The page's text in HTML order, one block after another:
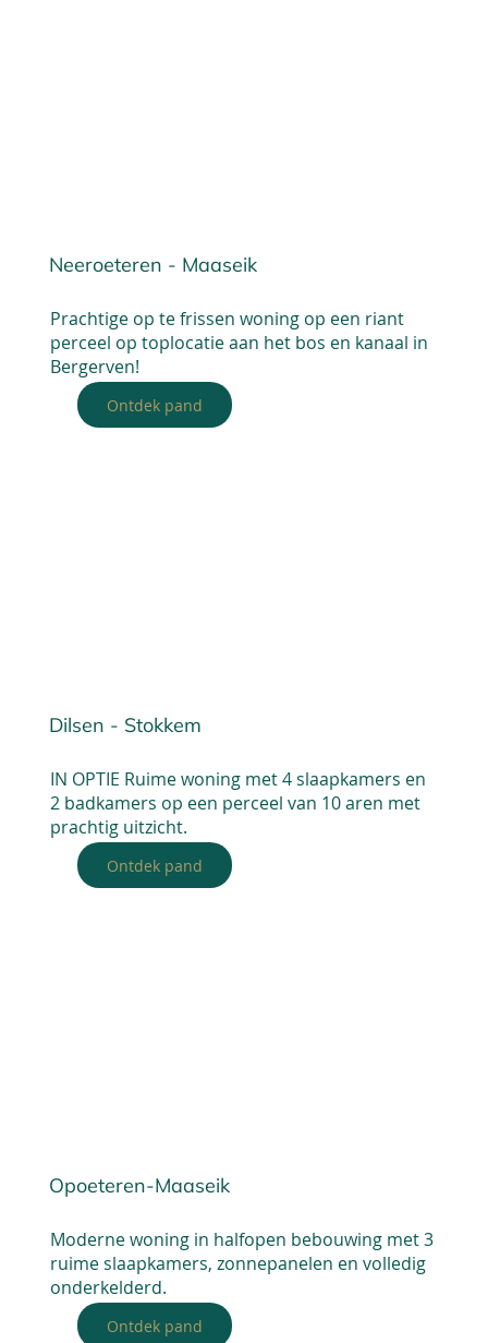
Neeroeteren - Maaseik
Prachtige op te frissen woning op een riant
perceel op toplocatie aan het bos en kanaal in
Bergerven!
Ontdek pand
Dilsen - Stokkem
IN OPTIE Ruime woning met 4 slaapkamers en
2 badkamers op een perceel van 10 aren met
prachtig uitzicht.
Ontdek pand
Opoeteren-Maaseik
Moderne woning in halfopen bebouwing met 3
ruime slaapkamers, zonnepanelen en volledig
onderkelderd.
Ontdek pand